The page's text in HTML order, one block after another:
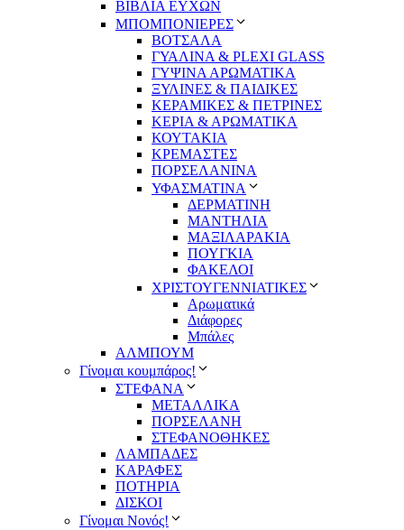
ΒΙΒΛΙΑ ΕΥΧΩΝ
ΜΠΟΜΠΟΝΙΕΡΕΣ
ΒΟΤΣΑΛΑ
ΓΥΑΛΙΝΑ & PLEXI GLASS
ΓΥΨΙΝΑ ΑΡΩΜΑΤΙΚΑ
ΞΥΛΙΝΕΣ & ΠΑΙΔΙΚΕΣ
ΚΕΡΑΜΙΚΕΣ & ΠΕΤΡΙΝΕΣ
ΚΕΡΙΑ & ΑΡΩΜΑΤΙΚΑ
ΚΟΥΤΑΚΙΑ
ΚΡΕΜΑΣΤΕΣ
ΠΟΡΣΕΛΑΝΙΝΑ
ΥΦΑΣΜΑΤΙΝA
ΔΕΡΜΑΤΙΝΗ
ΜΑΝΤΗΛΙΑ
ΜΑΞΙΛΑΡΑΚΙΑ
ΠΟΥΓΚΙΑ
ΦΑΚΕΛΟΙ
ΧΡΙΣΤΟΥΓΕΝΝΙΑΤΙΚΕΣ
Αρωματικά
Διάφορες
Μπάλες
ΑΛΜΠΟΥΜ
Γίνομαι κουμπάρος!
ΣΤΕΦΑΝΑ
ΜΕΤΑΛΛΙΚΑ
ΠΟΡΣΕΛΑΝΗ
ΣΤΕΦΑΝΟΘΗΚΕΣ
ΛΑΜΠΑΔΕΣ
ΚΑΡΑΦΕΣ
ΠΟΤΗΡΙΑ
ΔΙΣΚΟΙ
Γίνομαι Νονός!